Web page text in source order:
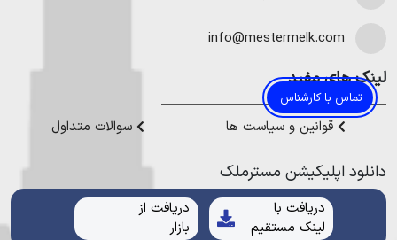
تماس با کارشناس
هموطنان عزیز خدمت کنیم.
info@mestermelk.com
لینک های مفید
قوانین و سیاست ها سوالات متداول
دانلود اپلیکیشن مستر‌ملک
دریافت با
لینک مستقیم
دریافت از
بازار